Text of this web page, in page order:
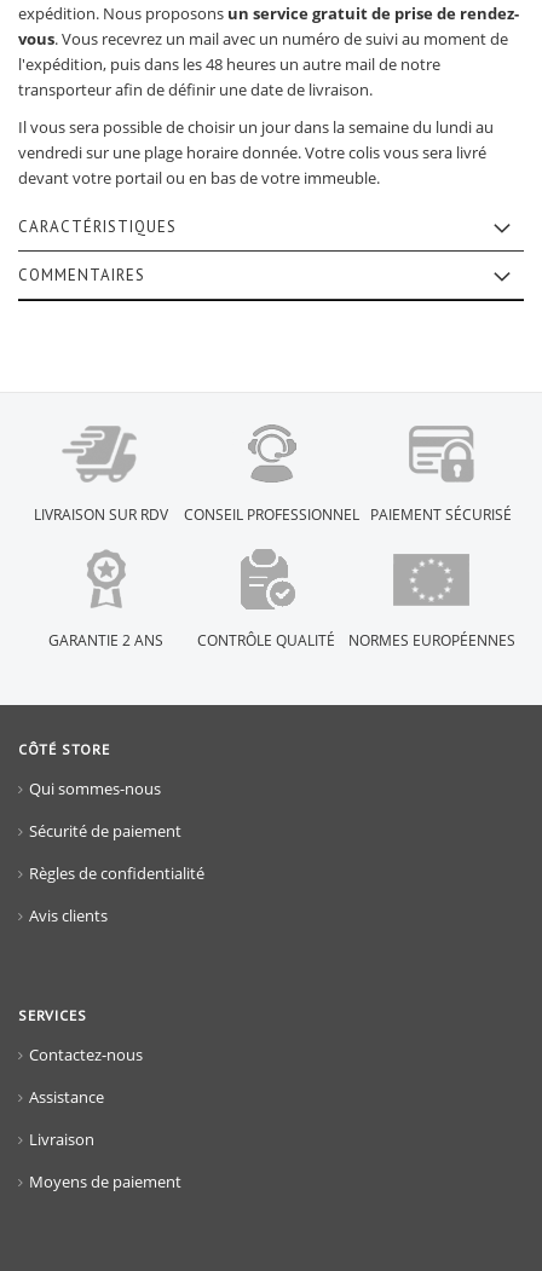
expédition. Nous proposons un service gratuit de prise de rendez-
vous. Vous recevrez un mail avec un numéro de suivi au moment de
l'expédition, puis dans les 48 heures un autre mail de notre
transporteur afin de définir une date de livraison.
Il vous sera possible de choisir un jour dans la semaine du lundi au
vendredi sur une plage horaire donnée. Votre colis vous sera livré
devant votre portail ou en bas de votre immeuble.
CARACTÉRISTIQUES
COMMENTAIRES
LIVRAISON SUR RDV CONSEIL PROFESSIONNEL PAIEMENT SÉCURISÉ
GARANTIE 2 ANS CONTRÔLE QUALITÉ NORMES EUROPÉENNES
CÔTÉ STORE
Qui sommes-nous
Sécurité de paiement
Règles de confidentialité
Avis clients
SERVICES
Contactez-nous
Assistance
Livraison
Moyens de paiement